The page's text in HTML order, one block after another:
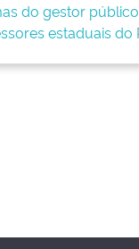
do gestor
estaduais do